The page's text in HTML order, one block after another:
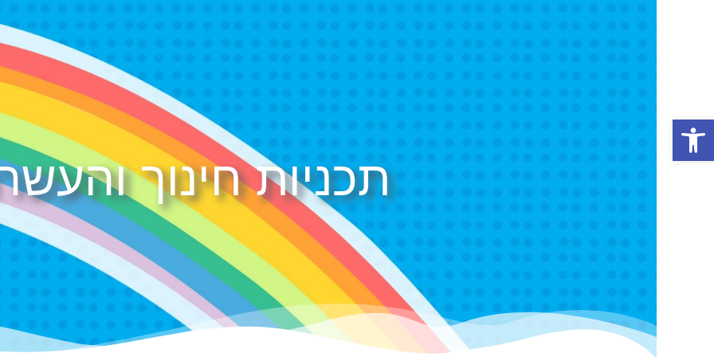
תכניות חינוך
פתח סרגל נגישות